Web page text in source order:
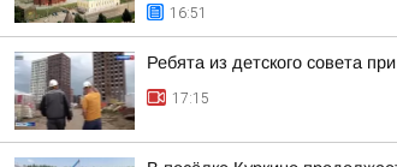
16:51
Ребята из детского совета
17:15